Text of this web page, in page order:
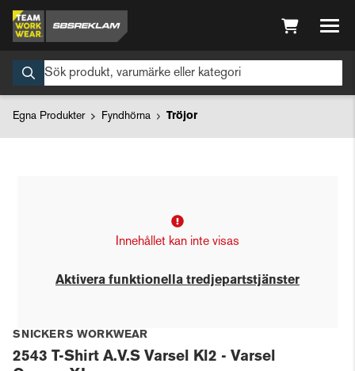
Egna Produkter Fyndhörna Tröjor
Innehållet kan inte visas
Aktivera funktionella tredjepartstjänster
SNICKERS WORKWEAR
2543 T-Shirt A.V.S Varsel Kl2 - Varsel